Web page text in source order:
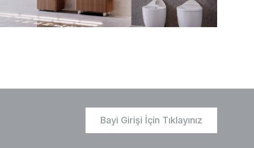
Bayi Girişi İçin Tıklayınız